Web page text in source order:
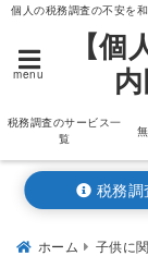
個人の税務調査の不安を
menu
【
税務調査のサービス一
覧
税務調
ホーム 子供に